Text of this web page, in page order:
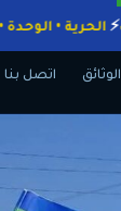
الحرية
الوثائق اتصل بنا